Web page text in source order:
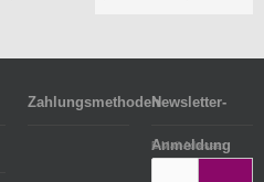
ZahlungsmethodenNewsletter-
Anmeldung
E-Mail-Adresse: